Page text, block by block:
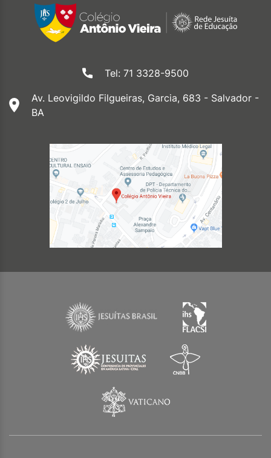
Tel: 71 3328-9500
Av. Leovigildo Filgueiras, Garcia, 683 - Salvador -
BA